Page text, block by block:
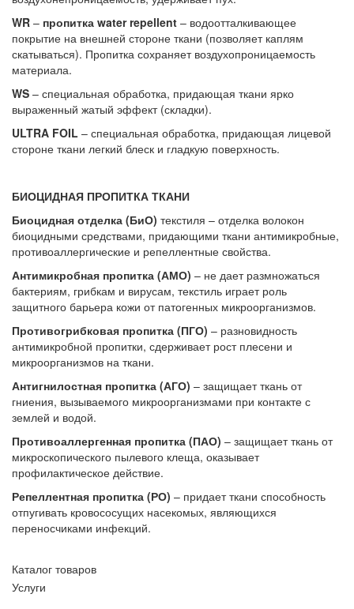
WR – пропитка water repellent – водоотталкивающее
покрытие на внешней стороне ткани (позволяет каплям
скатываться). Пропитка сохраняет воздухопроницаемость
материала.
WS – специальная обработка, придающая ткани ярко
выраженный жатый эффект (складки).
ULTRA FOIL – специальная обработка, придающая лицевой
стороне ткани легкий блеск и гладкую поверхность.
БИОЦИДНАЯ ПРОПИТКА ТКАНИ
Биоцидная отделка (БиО) текстиля – отделка волокон
биоцидными средствами, придающими ткани антимикробные,
противоаллергические и репеллентные свойства.
Антимикробная пропитка (АМО) – не дает размножаться
бактериям, грибкам и вирусам, текстиль играет роль
защитного барьера кожи от патогенных микроорганизмов.
Противогрибковая пропитка (ПГО) – разновидность
антимикробной пропитки, сдерживает рост плесени и
микроорганизмов на ткани.
Антигнилостная пропитка (АГО) – защищает ткань от
гниения, вызываемого микроорганизмами при контакте с
землей и водой.
Противоаллергенная пропитка (ПАО) – защищает ткань от
микроскопического пылевого клеща, оказывает
профилактическое действие.
Репеллентная пропитка (РО) – придает ткани способность
отпугивать кровососущих насекомых, являющихся
переносчиками инфекций.
Каталог товаров
Услуги